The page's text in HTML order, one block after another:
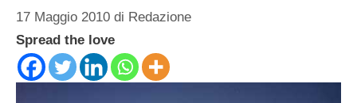
17 Maggio 2010 di Redazione
Spread the love